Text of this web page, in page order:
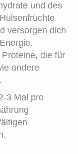
und des
versorgen dich
die für
andere
3 Mal pro